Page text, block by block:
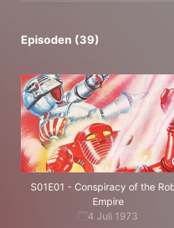
Episoden (39)
S01E01 - Conspiracy of the
Empire
4 Juli 1973